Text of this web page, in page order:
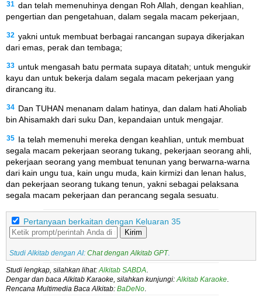
31 dan telah memenuhinya dengan Roh Allah, dengan keahlian,
pengertian dan pengetahuan, dalam segala macam pekerjaan,
32 yakni untuk membuat berbagai rancangan supaya dikerjakan
dari emas, perak dan tembaga;
33 untuk mengasah batu permata supaya ditatah; untuk mengukir
kayu dan untuk bekerja dalam segala macam pekerjaan yang
dirancang itu.
34 Dan TUHAN menanam dalam hatinya, dan dalam hati Aholiab
bin Ahisamakh dari suku Dan, kepandaian untuk mengajar.
35 Ia telah memenuhi mereka dengan keahlian, untuk membuat
segala macam pekerjaan seorang tukang, pekerjaan seorang ahli,
pekerjaan seorang yang membuat tenunan yang berwarna-warna
dari kain ungu tua, kain ungu muda, kain kirmizi dan lenan halus,
dan pekerjaan seorang tukang tenun, yakni sebagai pelaksana
segala macam pekerjaan dan perancang segala sesuatu.
Pertanyaan berkaitan dengan Keluaran 35
Kirim
Studi Alkitab dengan AI: Chat dengan Alkitab GPT
Studi lengkap, silahkan lihat: Alkitab SABDA
Dengar dan baca Alkitab Karaoke, silahkan kunjungi: Alkitab Karaoke
Rencana Multimedia Baca Alkitab: BaDeNo